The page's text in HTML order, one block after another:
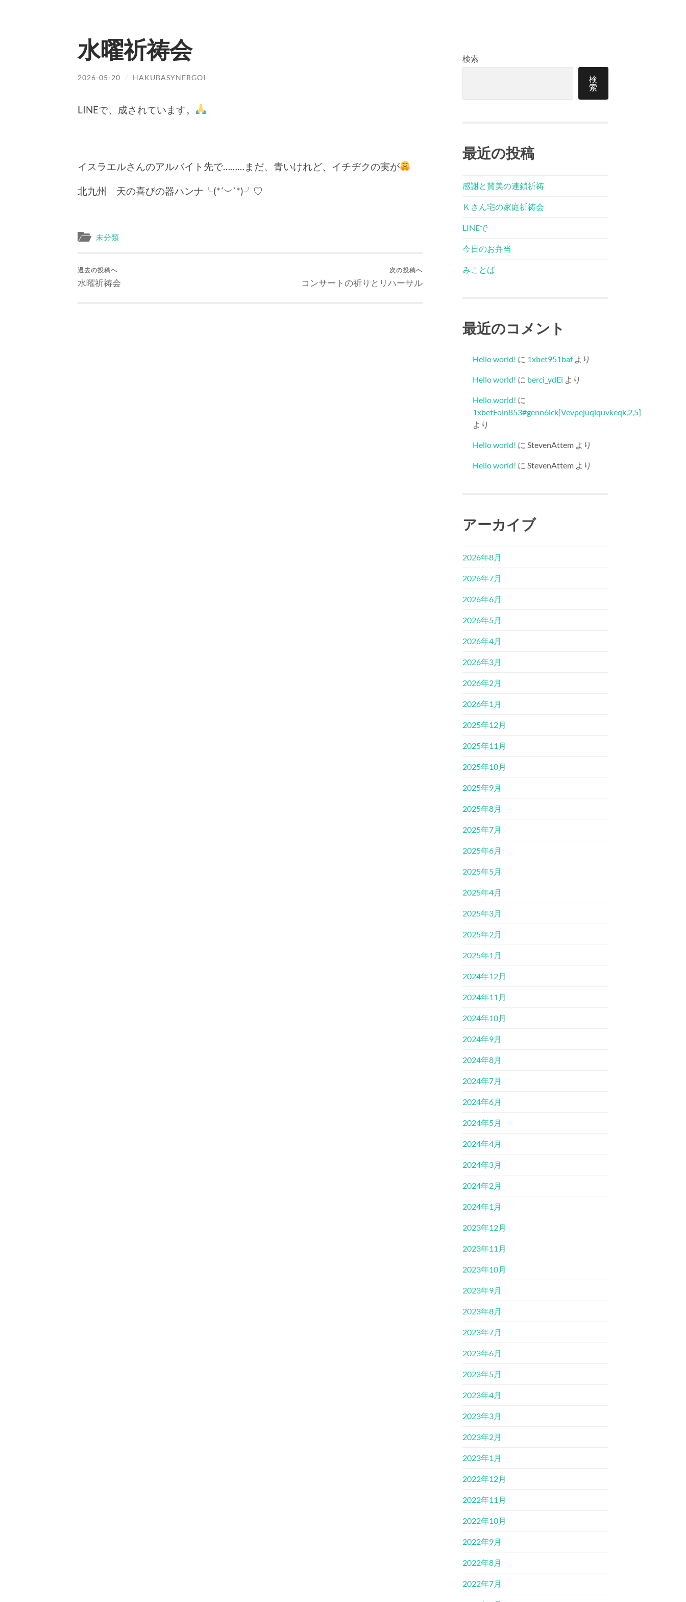
水曜祈祷会
2026-05-20 / HAKUBASYNERGOI
LINEで、成されています。
イスラエルさんのアルバイト先で………まだ、青いけれど、イチヂクの実が
北九州 天の喜びの器ハンナ╰(*´︶`*)╯♡
未分類
過去の投稿へ
水曜祈祷会
次の投稿へ
コンサートの祈りとリハーサル
検索
検
索
最近の投稿
感謝と賛美の連鎖祈祷
Ｋさん宅の家庭祈祷会
LINEで
今日のお弁当
みことば
最近のコメント
Hello world! に 1xbet951bafより
Hello world! に berci_ydEi より
Hello world! に
1xbetFoin853#genn6ick[Vevpejuqiquvkeqk,2,5]
より
Hello world! に StevenAttem より
Hello world! に StevenAttem より
アーカイブ
2026年8月
2026年7月
2026年6月
2026年5月
2026年4月
2026年3月
2026年2月
2026年1月
2025年12月
2025年11月
2025年10月
2025年9月
2025年8月
2025年7月
2025年6月
2025年5月
2025年4月
2025年3月
2025年2月
2025年1月
2024年12月
2024年11月
2024年10月
2024年9月
2024年8月
2024年7月
2024年6月
2024年5月
2024年4月
2024年3月
2024年2月
2024年1月
2023年12月
2023年11月
2023年10月
2023年9月
2023年8月
2023年7月
2023年6月
2023年5月
2023年4月
2023年3月
2023年2月
2023年1月
2022年12月
2022年11月
2022年10月
2022年9月
2022年8月
2022年7月